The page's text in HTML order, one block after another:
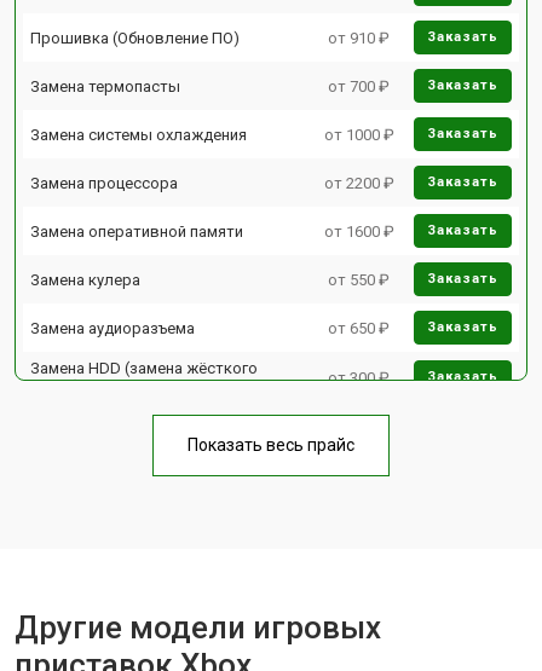
Прошивка (Обновление ПО) от 910 ₽ Заказать
Замена термопасты от 700 ₽ Заказать
Замена системы охлаждения от 1000 ₽ Заказать
Замена процессора от 2200 ₽ Заказать
Замена оперативной памяти от 1600 ₽ Заказать
Замена кулера от 550 ₽ Заказать
Замена аудиоразъема от 650 ₽ Заказать
Замена HDD (замена жёсткого
диска)
от 300 ₽ Заказать
от 400 ₽
Замена материнской платы от 1100 ₽
Показать весь прайс
Другие модели игровых